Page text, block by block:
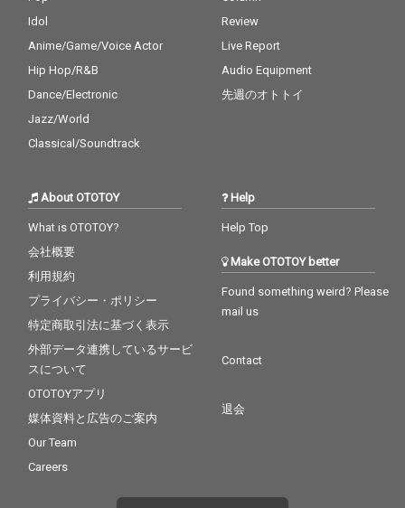
Idol
Anime/Game/Voice Actor
Hip Hop/R&B
Dance/Electronic
Jazz/World
Classical/Soundtrack
Review
Live Report
Audio Equipment
先週のオトトイ
About OTOTOY
What is OTOTOY?
会社概要
利用規約
プライバシー・ポリシー
特定商取引法に基づく表示
外部データ連携しているサービ
スについて
OTOTOYアプリ
媒体資料と広告のご案内
Our Team
Careers
Help
Help Top
Make OTOTOY better
Found something weird? Please
mail us
Contact
退会